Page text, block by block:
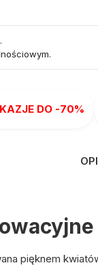
.
DO -70%
pięknem